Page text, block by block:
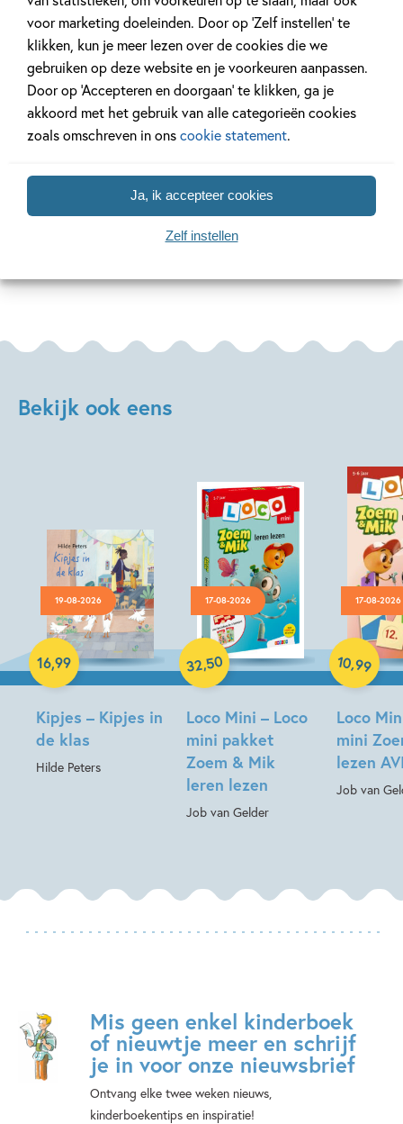
voor marketing doeleinden. Door op ‘Zelf instellen’ te
klikken, kun je meer lezen over de cookies die we
gebruiken op deze website en je voorkeuren aanpassen.
Door op ‘Accepteren en doorgaan’ te klikken, ga je
akkoord met het gebruik van alle categorieën cookies
zoals omschreven in onscookie statement.
Ja, ik accepteer cookies
Zelf instellen
11 JANUARI 2026
Ons Kinderpanel leest:
‘Marvel Superhelden’
Lees meer
22 DECEMBER 2025
Ons
‘Vraag het
Lees meer
Bekijk ook eens
19-08-2026
Kipjes – Kipjes in
de klas
Hilde Peters
16,99
Hardcover
17-08-2026
Loco Mini – Loco
mini pakket
Zoem & Mik
leren lezen
Job van Gelder
32,50
Paperback
17-08-2026
Loco
mini
lezen
Job van
10,99
Paperback
Mis geen enkel kinderboek
of nieuwtje meer en schrijf
je in voor onze nieuwsbrief
Ontvang elke twee weken nieuws,
kinderboekentips en inspiratie!